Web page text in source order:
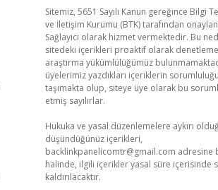
Sitemiz, 5651 Sayılı Kanun gereğince Bilgi
ve İletişim Kurumu (BTK) tarafından
Sağlayıcı olarak hizmet vermektedir. Bu
sitedeki içerikleri proaktif olarak
araştırma yükümlülüğümüz
üyelerimiz yazdıkları içeriklerin
taşımakta olup, siteye üye olarak bu
etmiş sayılırlar.
Hukuka ve yasal düzenlemelere aykırı
düşündüğünüz içerikleri,
backlinkpanelicomtr@gmail.com adresine
halinde, ilgili içerikler yasal süre içerisinde
kaldırılacaktır.